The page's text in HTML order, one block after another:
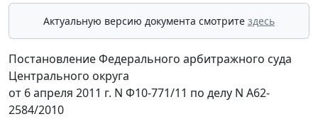
Актуальную версию документа смотрите здесь
Постановление Федерального арбитражного суда
Центрального округа
от 6 апреля 2011 г. N Ф10-771/11 по делу N А62-
2584/2010